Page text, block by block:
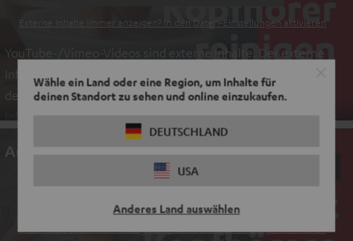
Wähle ein Land oder eine Region, um Inhalte für
deinen Standort zu sehen und online einzukaufen.
DEUTSCHLAND
USA
Anderes Land auswählen
Externe Inhalte immer anzeigen? In den Daten‑Einstellungen aktivieren
YouTube-/Vimeo-Videos sind externe Inhalte. Der externe
Inhalt kann hier mit nur einem Klick angezeigt werden. Mit
dem Anklicken des Inhalts wird zugestimmt, dass externe
Inhalte angezeigt werden. Dabei können personenbezogene
Daten an Drittplattformen übermittelt werden.
Informationen sind in der Datenschutzerklärung unter I zu
An dieser Stelle befindet sich ein Video